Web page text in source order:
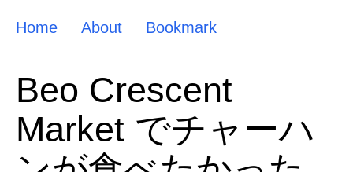
Home About Bookmark
Beo Crescent
Market でチャーハ